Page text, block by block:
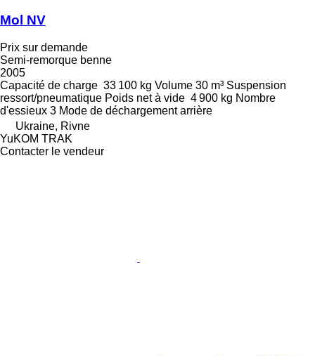
Mol NV
Prix sur demande
Semi-remorque benne
2005
Capacité de charge 33 100 kg Volume 30 m³ Suspension
ressort/pneumatique Poids net à vide 4 900 kg Nombre
d'essieux 3 Mode de déchargement arrière
Ukraine, Rivne
YuKOM TRAK
Contacter le vendeur